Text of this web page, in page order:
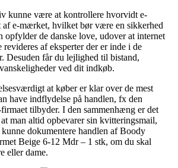
kunne være at kontrollere hvorvidt e-
af e-mærket, hvilket bør være en sikkerhed
opfylder de danske love, udover at internet
af eksperter der er inde i de
Desuden får du lejlighed til bistand,
ved dit indkøb.
at køber er klar over de mest
have indflydelse på handlen, fx den
tilbyder. I den sammenhæng er det
man altid opbevarer sin kvitteringsmail,
dokumentere handlen af Boody
Beige 6-12 Mdr – 1 stk, om du skal
eller dame.